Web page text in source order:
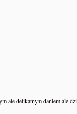
delikatnym daniem ale